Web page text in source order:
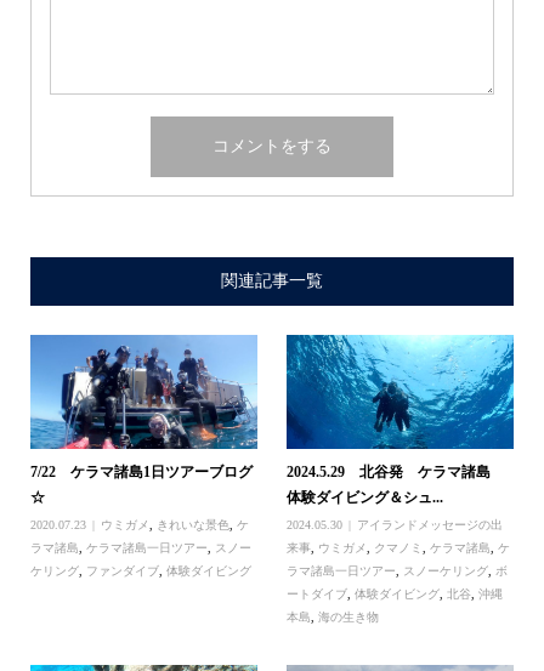
関連記事一覧
7/22 ケラマ諸島1日ツアーブログ
☆
2020.07.23 ウミガメ きれいな景色
ケ
ラマ諸島
ケラマ諸島一日ツアー
スノー
ケリング, ファンダイブ, 体験ダイビング
2024.5.29 北谷発 ケラマ諸島
体験ダイビング＆シュ...
2024.05.30
アイランドメッセージの出
来事
ウミガメ クマノミ ,ケラマ諸島 ,ケ
ラマ諸島一日ツアー
スノーケリング
ボ
ートダイブ ,体験ダイビング ,北谷 ,沖縄
本島
,海の生き物